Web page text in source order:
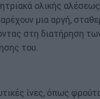
ολικής
μια αργή,
στη διατήρηση
του.
ίνες, όπως